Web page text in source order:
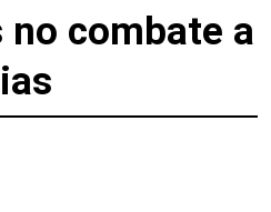
combate a